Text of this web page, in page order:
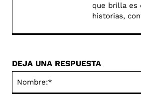
que brilla es
historias,
DEJA UNA RESPUESTA